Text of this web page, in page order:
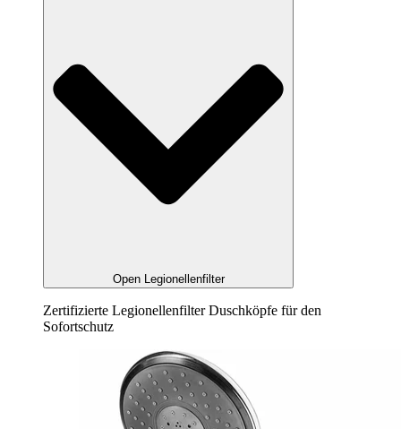
Open Legionellenfilter
Zertifizierte Legionellenfilter Duschköpfe für den
Sofortschutz